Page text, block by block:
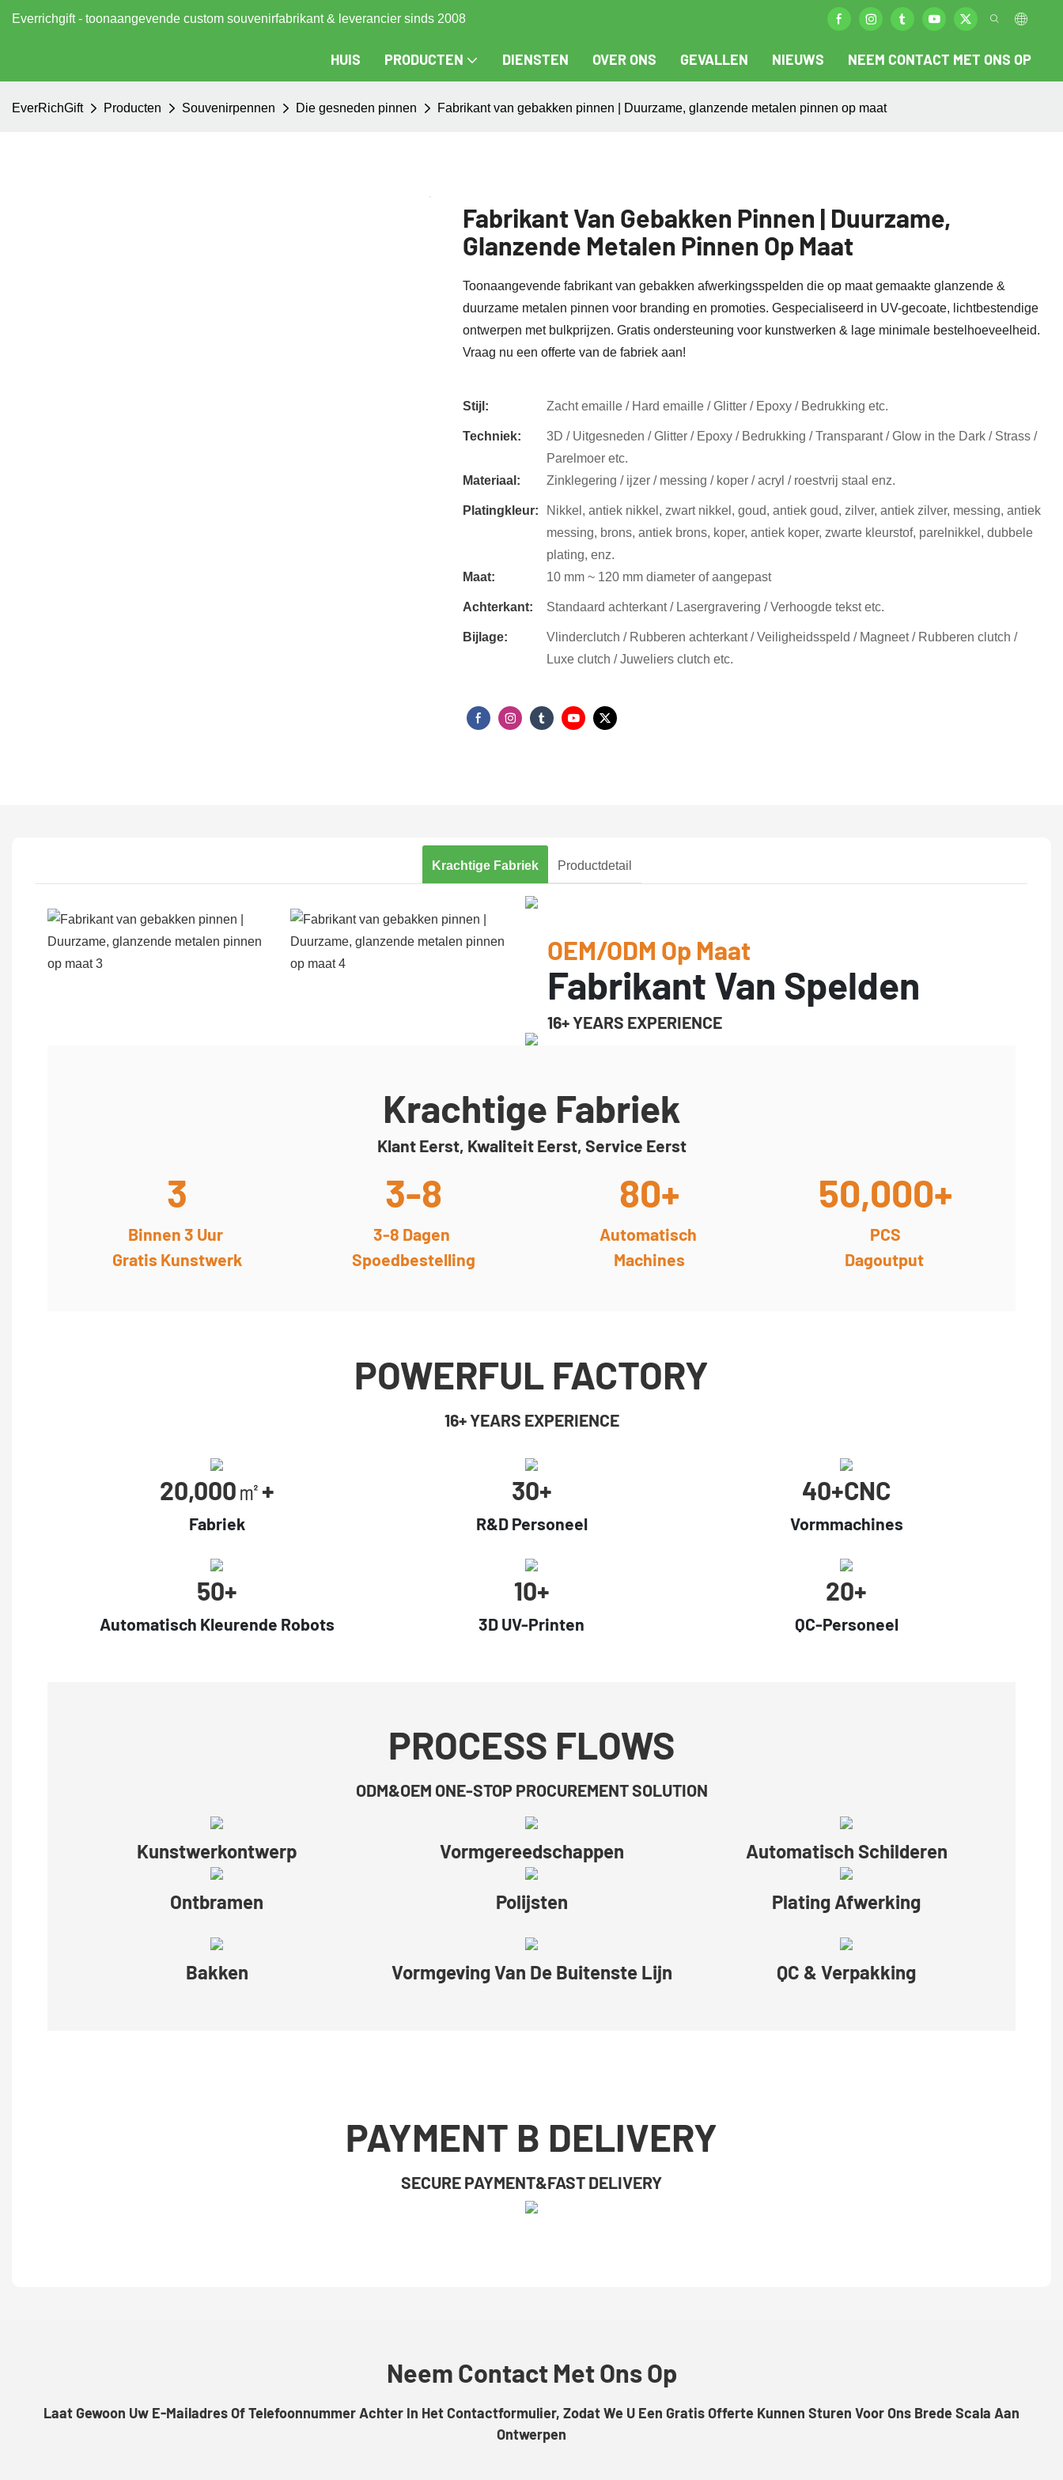
Everrichgift - toonaangevende custom souvenirfabrikant & leverancier sinds 2008
HUIS PRODUCTEN DIENSTEN OVER ONS GEVALLEN NIEUWS NEEM CONTACT MET ONS OP
EverRichGift Producten Souvenirpennen Die gesneden pinnen Fabrikant van gebakken pinnen | Duurzame, glanzende metalen pinnen op maat
Fabrikant Van Gebakken Pinnen | Duurzame,
Glanzende Metalen Pinnen Op Maat
Toonaangevende fabrikant van gebakken afwerkingsspelden die op maat gemaakte glanzende &
duurzame metalen pinnen voor branding en promoties. Gespecialiseerd in UV-gecoate, lichtbestendige
ontwerpen met bulkprijzen. Gratis ondersteuning voor kunstwerken & lage minimale bestelhoeveelheid.
Vraag nu een offerte van de fabriek aan!
Stijl: Zacht emaille / Hard emaille / Glitter / Epoxy / Bedrukking etc.
Techniek:
3D / Uitgesneden / Glitter / Epoxy / Bedrukking / Transparant / Glow in the Dark / Strass /
Parelmoer etc.
Materiaal:
Zinklegering / ijzer / messing / koper / acryl / roestvrij staal enz.
Platingkleur:
Nikkel, antiek nikkel, zwart nikkel, goud, antiek goud, zilver, antiek zilver, messing, antiek
messing, brons, antiek brons, koper, antiek koper, zwarte kleurstof, parelnikkel, dubbele
plating, enz.
Maat:
10 mm ~ 120 mm diameter of aangepast
Achterkant: Standaard achterkant / Lasergravering / Verhoogde tekst etc.
Bijlage:
Vlinderclutch / Rubberen achterkant / Veiligheidsspeld / Magneet / Rubberen clutch /
Luxe clutch / Juweliers clutch etc.
Krachtige Fabriek Productdetail
OEM/ODM Op Maat
Fabrikant Van Spelden
16+ YEARS EXPERIENCE
Krachtige Fabriek
Klant Eerst, Kwaliteit Eerst, Service Eerst
3
Binnen 3 Uur
Gratis Kunstwerk
3-8
3-8 Dagen
Spoedbestelling
80+
Automatisch
Machines
50,000+
PCS
Dagoutput
POWERFUL FACTORY
16+ YEARS EXPERIENCE
20,000㎡+
Fabriek
30+
R&D Personeel
40+cNC
Vormmachines
50+
Automatisch Kleurende Robots
10+
3D UV-Printen
20+
QC-Personeel
PROCESS FLOWS
ODM&OEM ONE-STOP PROCUREMENT SOLUTION
Kunstwerkontwerp Vormgereedschappen Automatisch Schilderen
Ontbramen Polijsten Plating Afwerking
Bakken Vormgeving Van De Buitenste Lijn QC & Verpakking
PAYMENT B DELIVERY
SECURE PAYMENT&FAST DELIVERY
Neem Contact Met Ons Op
Laat Gewoon Uw E-Mailadres Of Telefoonnummer Achter In Het Contactformulier, Zodat We U Een Gratis Offerte Kunnen Sturen Voor Ons Brede Scala Aan
Ontwerpen